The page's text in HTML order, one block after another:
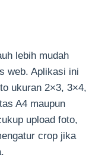
lebih mudah
web. Aplikasi ini
ukuran 2×3, 3×4,
A4 maupun
upload foto,
crop jika